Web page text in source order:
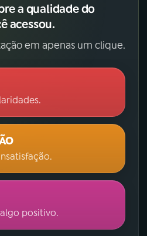
a qualidade do
acessou.
em apenas um clique.
positivo.